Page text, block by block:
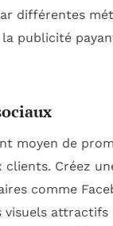
différentes
la publicité
moyen de
clients. Créez
comme
visuels attractifs